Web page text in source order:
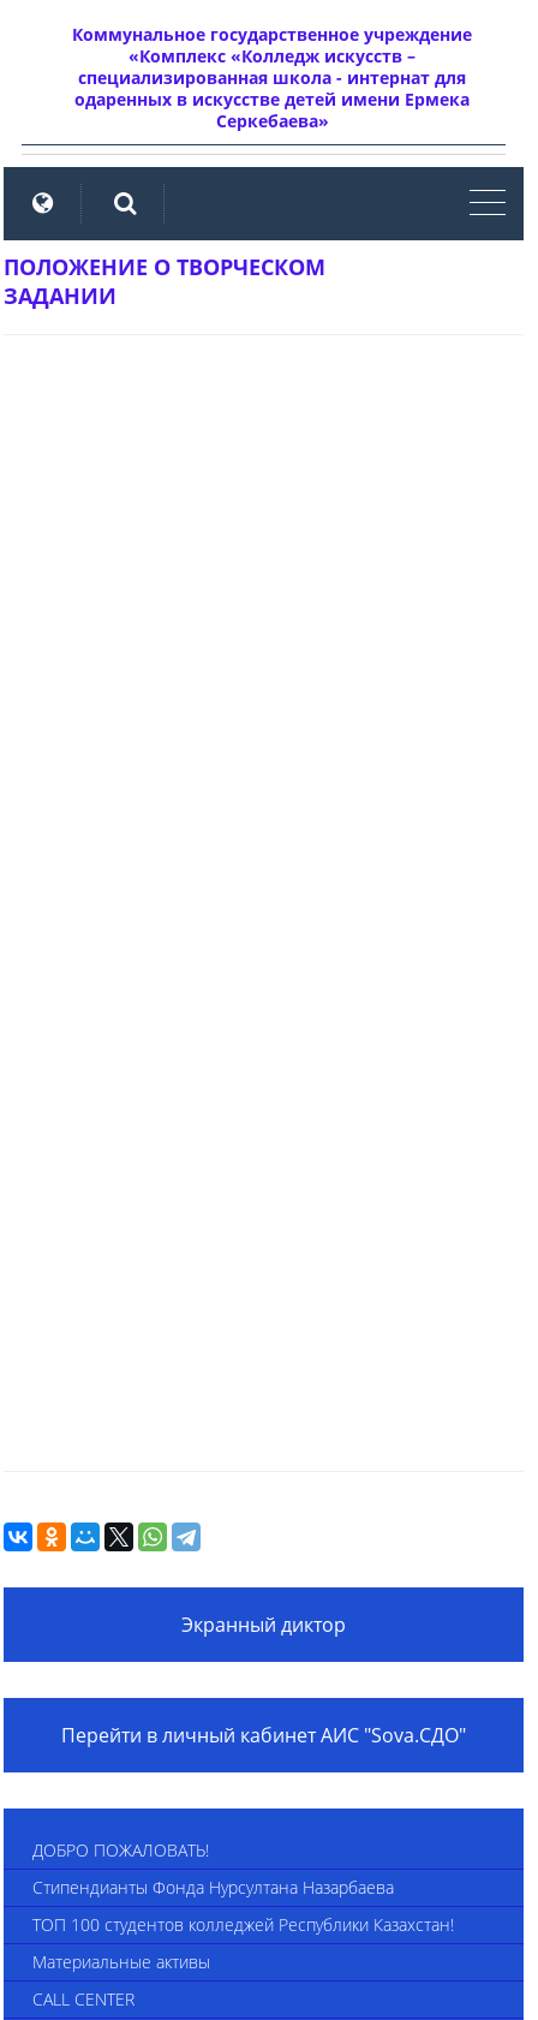
Коммунальное государственное учреждение
«Комплекс «Колледж искусств –
специализированная школа - интернат для
одаренных в искусстве детей имени Ермека
Серкебаева»
ПОЛОЖЕНИЕ О ТВОРЧЕСКОМ
ЗАДАНИИ
Экранный диктор
Перейти в личный кабинет АИС "Sova.СДО"
ДОБРО ПОЖАЛОВАТЬ!
Стипендианты Фонда Нурсултана Назарбаева
ТОП 100 студентов колледжей Республики Казахстан!
Материальные активы
CALL CENTER